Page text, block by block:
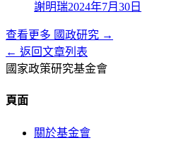
謝明瑞2024年7月30日
查看更多 國政研究 →
← 返回文章列表
國家政策研究基金會
頁面
關於基金會